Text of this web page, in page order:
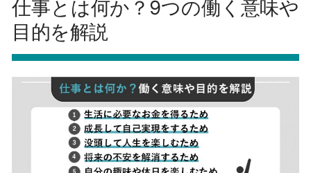
仕事とは何か？9つの働く意味や
目的を解説